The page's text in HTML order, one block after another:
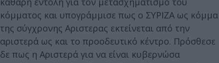
κόμματος και υπογράμμισε πως ο ΣΥΡΙΖΑ ως κόμμα
της σύγχρονης Αριστερας εκτείνεται από την
αριστερά ως και το προοδευτικό κέντρο. Πρόσθεσε
δε πως η Αριστερά για να είναι κυβερνώσα